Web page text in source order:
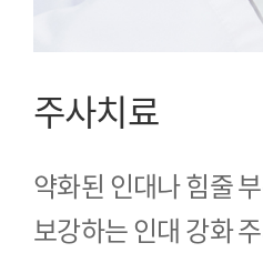
주사치료
약화된 인대나 힘줄
보강하는 인대 강화